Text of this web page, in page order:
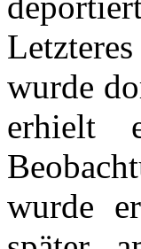
wurde
erhielt
wurde